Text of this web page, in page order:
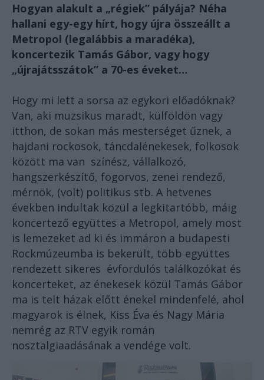
Hogyan alakult a „régiek” pályája? Néha
hallani egy-egy hírt, hogy újra összeállt a
Metropol (legalábbis a maradéka),
koncertezik Tamás Gábor, vagy hogy
„újrajátsszátok” a 70-es éveket…
Hogy mi lett a sorsa az egykori előadóknak?
Van, aki muzsikus maradt, külföldön vagy
itthon, de sokan más mesterséget űznek, a
hajdani rockosok, táncdalénekesek, folkosok
között ma van színész, vállalkozó,
hangszerkészítő, fogorvos, zenei rendező,
mérnök, (volt) politikus stb. A hetvenes
években indultak közül a legkitartóbb, máig
koncertező együttes a Metropol, amely most
is lemezeket ad ki és immáron a budapesti
Rockmúzeumba is bekerült, több együttes
rendezett sikeres évfordulós találkozókat és
koncerteket, az énekesek közül Tamás Gábor
ma is telt házak előtt énekel mindenfelé, ahol
magyarok is élnek, Kiss Éva és Nagy Mária
nemrég az RTV egyik román
nosztalgiaadásának a vendége volt.